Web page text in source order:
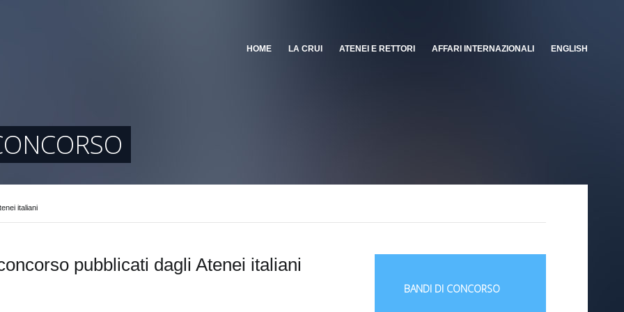
HOME LA CRUI ATENEI E RETTORI AFFARI INTERNAZIONALI ENGLISH
italiani
pubblicati dagli Atenei italiani
BANDI DI CONCORSO